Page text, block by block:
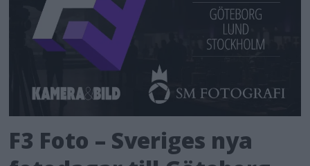
F3 Foto – Sveriges nya